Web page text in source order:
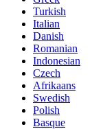
Turkish
Italian
Danish
Romanian
Indonesian
Czech
Afrikaans
Swedish
Polish
Basque